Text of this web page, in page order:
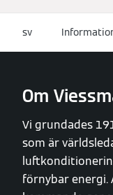
sv
Om
Vi grundades
som är
förnybar energi.